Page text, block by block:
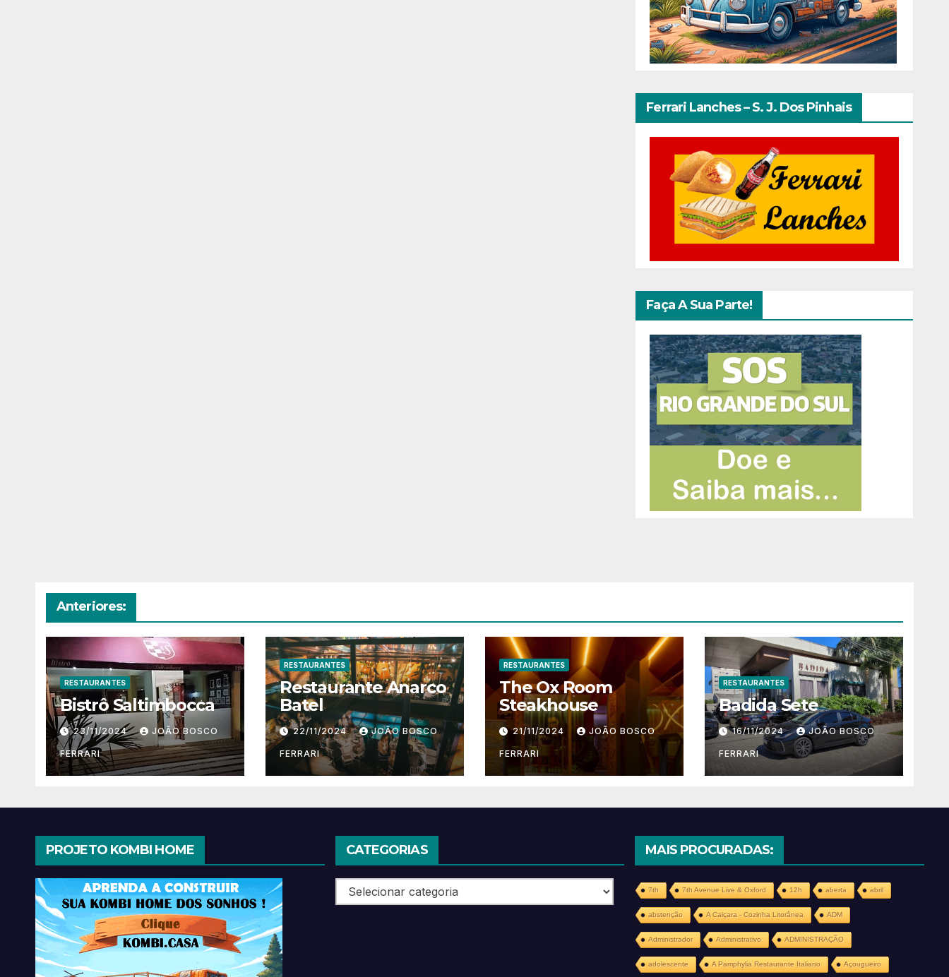
Ferrari Lanches – S. J. Dos Pinhais
Faça A Sua Parte!
Anteriores:
RESTAURANTES
Bistrô Saltimbocca
23/11/2024 JOÃO BOSCO
FERRARI
RESTAURANTES
Restaurante Anarco
Batel
22/11/2024 JOÃO BOSCO
FERRARI
RESTAURANTES
The Ox Room
Steakhouse
21/11/2024 JOÃO BOSCO
FERRARI
RESTAURANTES
Badida Sete
16/11/2024 JOÃO BOSCO
FERRARI
PROJETO KOMBI HOME CATEGORIAS
Categorias
MAIS PROCURADAS:
7th 7th Avenue Live & Oxford 12h aberta abril
abstenção A Caiçara - Cozinha Litorânea ADM
Administrador Administrativo ADMINISTRAÇÃO
adolescente A Pamphylia Restaurante Italiano Açougueiro